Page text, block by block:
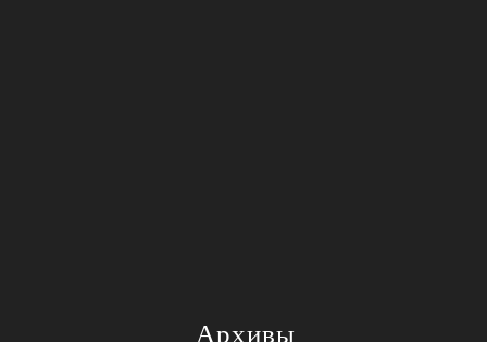
Архивы